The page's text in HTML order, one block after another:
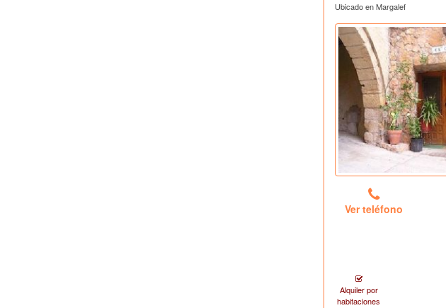
Ubicado en Margalef
Ver teléfono
Alquiler por
habitaciones